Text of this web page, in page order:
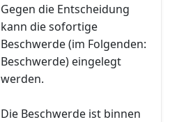
Gegen die Entscheidung
kann die sofortige
Beschwerde (im Folgenden:
Beschwerde) eingelegt
werden.
Die Beschwerde ist binnen